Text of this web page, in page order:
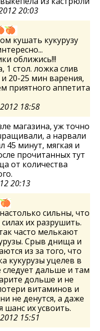
20:03
кушать кукурузу
оближись!!!
1 стол. ложка слив
и 20-25 мин варения,
приятного аппетита
18:58
магазина, уж точно
а нарвали
45 минут, мягкая и
прочитанных тут
от количества
20:13
сильны, что
их разрушить.
часто мелькают
Срыв днища и
из за того, что
кукурузы уцелев в
дальше и там
дольше и не
витаминов и
не денутся, а даже
шанс их усвоить.
15:51